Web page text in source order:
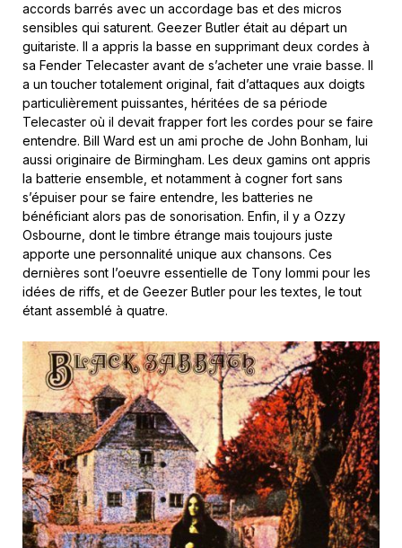
accords barrés avec un accordage bas et des micros
sensibles qui saturent. Geezer Butler était au départ un
guitariste. Il a appris la basse en supprimant deux cordes à
sa Fender Telecaster avant de s’acheter une vraie basse. Il
a un toucher totalement original, fait d’attaques aux doigts
particulièrement puissantes, héritées de sa période
Telecaster où il devait frapper fort les cordes pour se faire
entendre. Bill Ward est un ami proche de John Bonham, lui
aussi originaire de Birmingham. Les deux gamins ont appris
la batterie ensemble, et notamment à cogner fort sans
s’épuiser pour se faire entendre, les batteries ne
bénéficiant alors pas de sonorisation. Enfin, il y a Ozzy
Osbourne, dont le timbre étrange mais toujours juste
apporte une personnalité unique aux chansons. Ces
dernières sont l’oeuvre essentielle de Tony Iommi pour les
idées de riffs, et de Geezer Butler pour les textes, le tout
étant assemblé à quatre.